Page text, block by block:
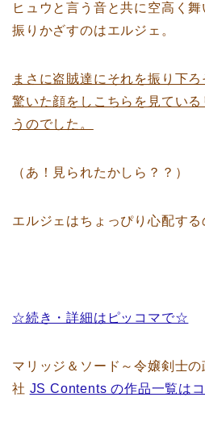
ヒュウと言う音と共に空高く
振りかざすのはエルジェ。
まさに盗賊達にそれを振り下
驚いた顔をしこちらを見ている
うのでした。
（あ！見られたかしら？？）
エルジェはちょっぴり心配する
☆続き・詳細はピッコマで☆
マリッジ＆ソード～令嬢剣士
社 JS Contents の作品一覧は